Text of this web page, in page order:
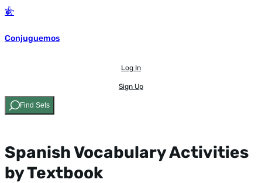
Conjuguemos
Log In
Sign Up
Find Sets
Spanish Vocabulary Activities
by Textbook